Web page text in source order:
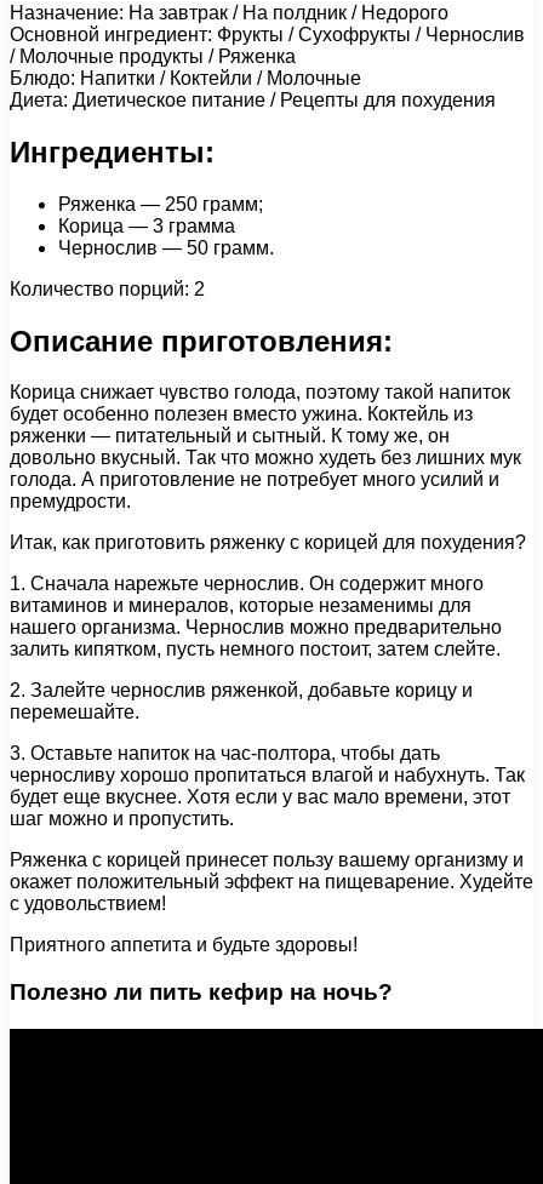
Назначение: На завтрак / На полдник / Недорого
Основной ингредиент: Фрукты / Сухофрукты / Чернослив
/ Молочные продукты / Ряженка
Блюдо: Напитки / Коктейли / Молочные
Диета: Диетическое питание / Рецепты для похудения
Ингредиенты:
Ряженка — 250 грамм;
Корица — 3 грамма
Чернослив — 50 грамм.
Количество порций: 2
Описание приготовления:
Корица снижает чувство голода, поэтому такой напиток
будет особенно полезен вместо ужина. Коктейль из
ряженки — питательный и сытный. К тому же, он
довольно вкусный. Так что можно худеть без лишних мук
голода. А приготовление не потребует много усилий и
премудрости.
Итак, как приготовить ряженку с корицей для похудения?
1. Сначала нарежьте чернослив. Он содержит много
витаминов и минералов, которые незаменимы для
нашего организма. Чернослив можно предварительно
залить кипятком, пусть немного постоит, затем слейте.
2. Залейте чернослив ряженкой, добавьте корицу и
перемешайте.
3. Оставьте напиток на час-полтора, чтобы дать
черносливу хорошо пропитаться влагой и набухнуть. Так
будет еще вкуснее. Хотя если у вас мало времени, этот
шаг можно и пропустить.
Ряженка с корицей принесет пользу вашему организму и
окажет положительный эффект на пищеварение. Худейте
с удовольствием!
Приятного аппетита и будьте здоровы!
Полезно ли пить кефир на ночь?